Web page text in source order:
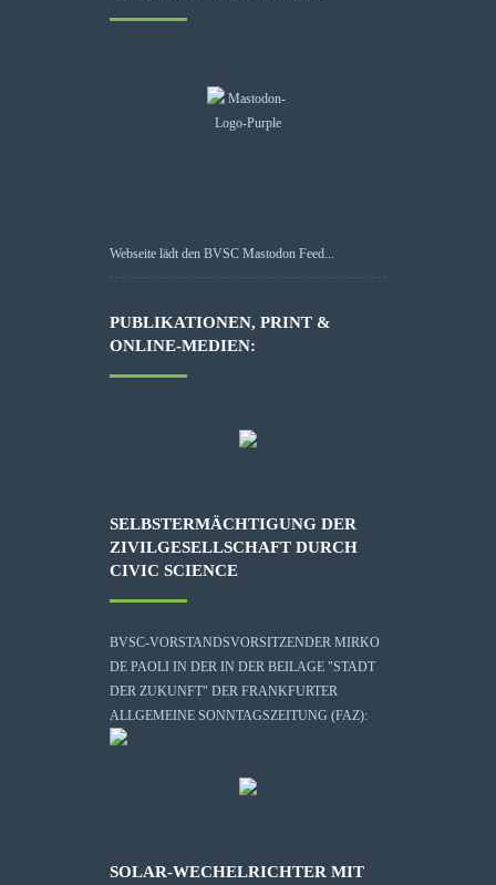
Webseite lädt den BVSC Mastodon Feed...
PUBLIKATIONEN, PRINT &
ONLINE-MEDIEN:
SELBSTERMÄCHTIGUNG DER
ZIVILGESELLSCHAFT DURCH
CIVIC SCIENCE
BVSC-VORSTANDSVORSITZENDER MIRKO
DE PAOLI IN DER IN DER BEILAGE "STADT
DER ZUKUNFT" DER FRANKFURTER
ALLGEMEINE SONNTAGSZEITUNG (FAZ):
SOLAR-WECHELRICHTER MIT